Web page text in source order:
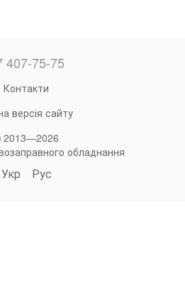
407-75-75
Контакти
версія сайту
2013—2026
обладнання
Укр Рус